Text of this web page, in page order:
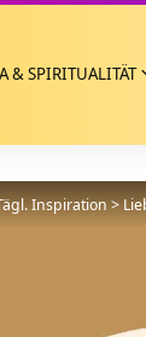
& SPIRITUALITÄT
Inspiration>